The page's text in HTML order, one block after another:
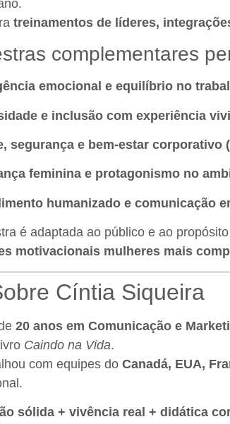
treinamentos de líderes,
complementares
emocional e equilíbrio no
e inclusão com experiência
segurança e bem-estar corporativo
feminina e protagonismo no
humanizado e comunicação
é adaptada ao público e ao
motivacionais mulheres mais
Cíntia Siqueira
20 anos em Comunicação e
Caindo na Vida.
com equipes do Canadá, EUA,
sólida + vivência real + didática